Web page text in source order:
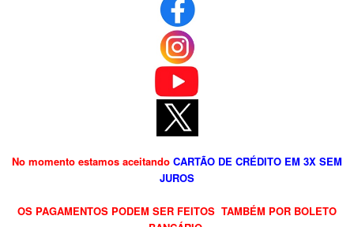
No momento estamos aceitando CARTÃO DE CRÉDITO EM 3X SEM
JUROS
OS PAGAMENTOS PODEM SER FEITOS TAMBÉM POR BOLETO